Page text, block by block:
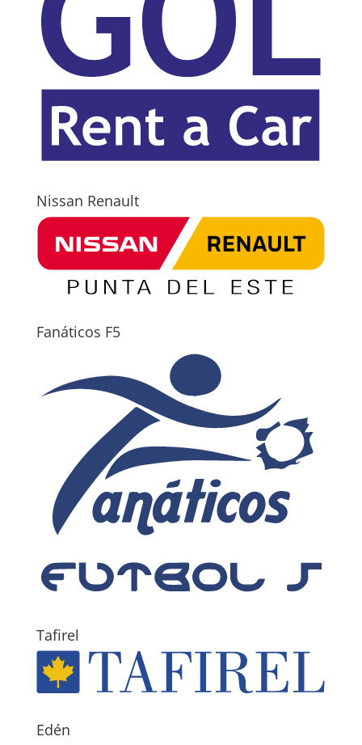
Nissan Renault
Fanáticos F5
Tafirel
Edén